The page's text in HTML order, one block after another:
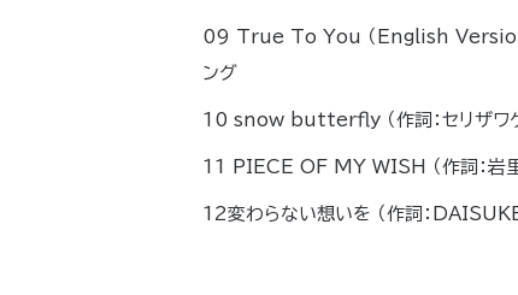
09 True To You （English Version
ング
10 snow butterfly （作詞：セリザワケ
11 PIECE OF MY WISH （作詞：岩里
12変わらない想いを （作詞：DAISUKE